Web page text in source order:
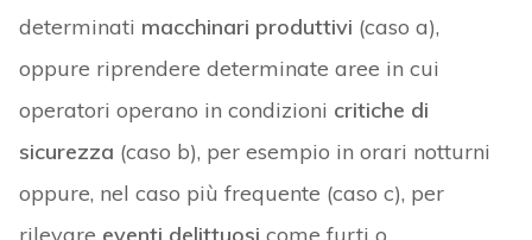
determinati macchinari produttivi (caso a),
oppure riprendere determinate aree in cui
operatori operano in condizioni critiche di
sicurezza (caso b), per esempio in orari notturni
oppure, nel caso più frequente (caso c), per